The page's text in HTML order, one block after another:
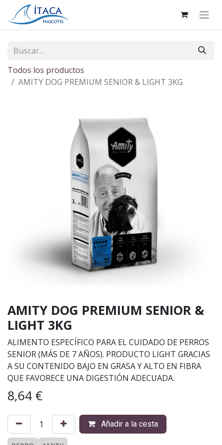
Todos los productos
AMITY DOG PREMIUM SENIOR & LIGHT 3KG
AMITY DOG PREMIUM SENIOR &
LIGHT 3KG
ALIMENTO ESPECÍFICO PARA EL CUIDADO DE PERROS
SENIOR (MÁS DE 7 AÑOS). PRODUCTO LIGHT GRACIAS
A SU CONTENIDO BAJO EN GRASA Y ALTO EN FIBRA
QUE FAVORECE UNA DIGESTIÓN ADECUADA.
8,64 €
Añadir a la cesta